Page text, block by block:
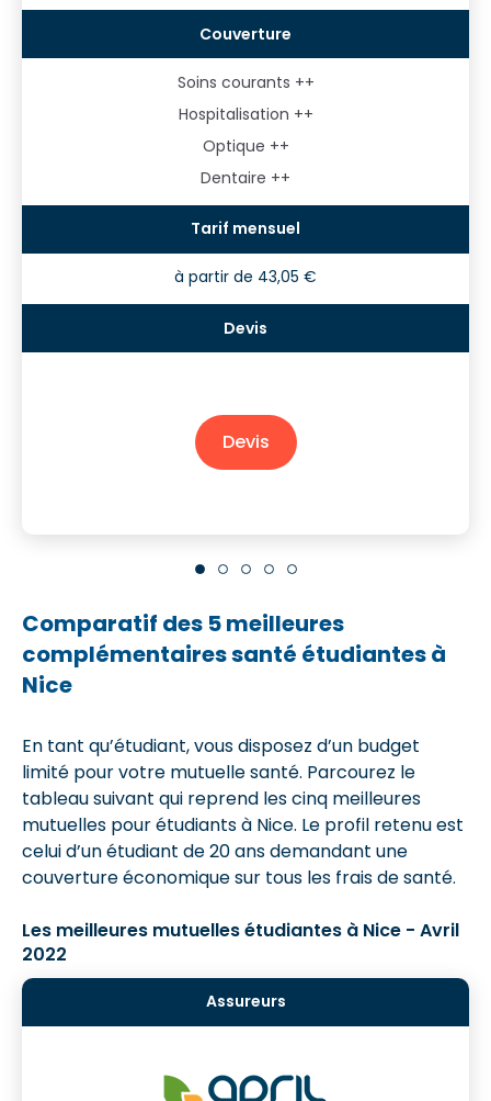
Soins courants ++
Hospitalisation ++
Optique ++
Dentaire ++
à partir de 43,05 €
Devis
Comparatif des 5 meilleures
complémentaires santé étudiantes à
Nice
En tant qu’étudiant, vous disposez d’un budget
limité pour votre mutuelle santé. Parcourez le
tableau suivant qui reprend les cinq meilleures
mutuelles pour étudiants à Nice. Le profil retenu est
celui d’un étudiant de 20 ans demandant une
couverture économique sur tous les frais de santé.
Les meilleures mutuelles étudiantes à Nice - Avril
2022